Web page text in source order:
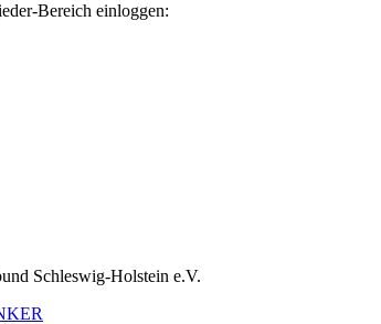
Bereich einloggen:
Schleswig-Holstein e.V.